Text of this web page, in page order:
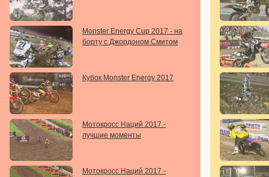
Monster Energy Cup 2017 - на
борту с Джордоном Смитом
Кубок Monster Energy 2017
Мотокросс Наций 2017 -
лучшие моменты
Мотокросс Наций 2017 -